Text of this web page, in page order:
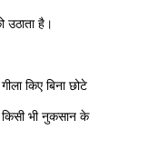
है।
किए बिना छोटे
भी नुकसान के